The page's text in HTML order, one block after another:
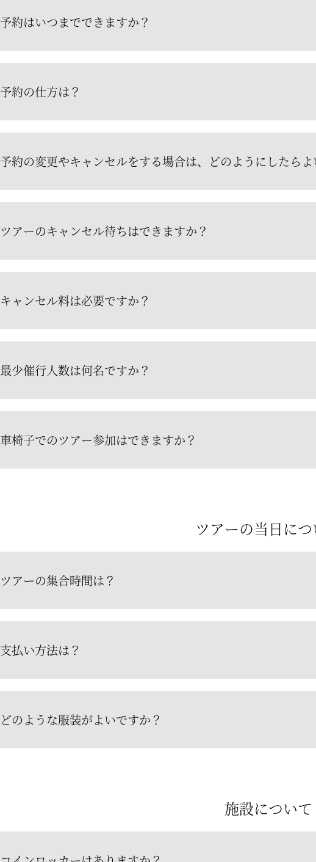
予約はいつまでできますか？
予約の仕方は？
予約の変更やキャンセルをする場合は、どのようにしたらよ
ツアーのキャンセル待ちはできますか？
キャンセル料は必要ですか？
最少催行人数は何名ですか？
車椅子でのツアー参加はできますか？
ツアーの当日に
ツアーの集合時間は？
支払い方法は？
どのような服装がよいですか？
施設について